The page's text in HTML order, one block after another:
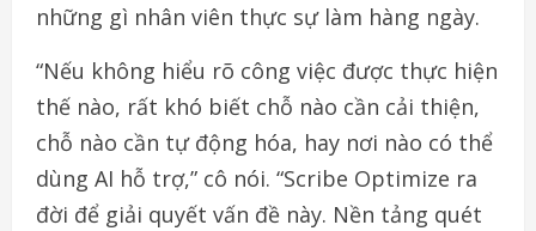
những gì nhân viên thực sự làm hàng ngày.
“Nếu không hiểu rõ công việc được thực hiện
thế nào, rất khó biết chỗ nào cần cải thiện,
chỗ nào cần tự động hóa, hay nơi nào có thể
dùng AI hỗ trợ,” cô nói. “Scribe Optimize ra
đời để giải quyết vấn đề này. Nền tảng quét